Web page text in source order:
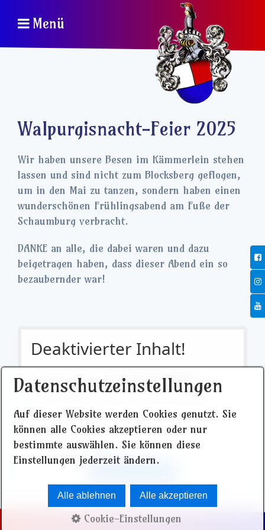
Menü
Walpurgisnacht-Feier 2025
Wir haben unsere Besen im Kämmerlein stehen
lassen und sind nicht zum Blocksberg geflogen,
um in den Mai zu tanzen, sondern haben einen
wunderschönen Frühlingsabend am Fuße der
Schaumburg verbracht.
DANKE an alle, die dabei waren und dazu
beigetragen haben, dass dieser Abend ein so
bezaubernder war!
Deaktivierter Inhalt!
Aktivieren Sie das Cookie
Externe Medien >
YouTube Videoum diesen Inhalt anzuzeigen!
Anbieter: YouTube
Videos von YouTube.
Datenschutzerklärung
Datenschutzeinstellungen
Auf dieser Website werden Cookies genutzt. Sie
können alle Cookies akzeptieren oder nur
bestimmte auswählen. Sie können diese
Einstellungen jederzeit ändern.
Alle ablehnen Alle akzeptieren
Cookie-Einstellungen